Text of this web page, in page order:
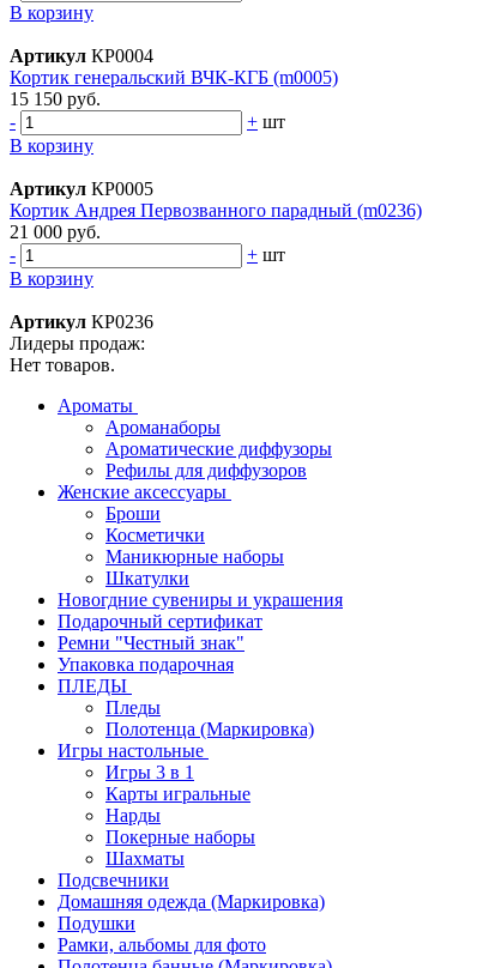
В корзину
Артикул КР0004
Кортик генеральский ВЧК-КГБ (m0005)
15 150 руб.
-
+ шт
В корзину
Артикул КР0005
Кортик Андрея Первозванного парадный (m0236)
21 000 руб.
-
+ шт
В корзину
Артикул КР0236
Лидеры продаж:
Нет товаров.
Ароматы
Ароманаборы
Ароматические диффузоры
Рефилы для диффузоров
Женские аксессуары
Броши
Косметички
Маникюрные наборы
Шкатулки
Новогдние сувениры и украшения
Подарочный сертификат
Ремни "Честный знак"
Упаковка подарочная
ПЛЕДЫ
Пледы
Полотенца (Маркировка)
Игры настольные
Игры 3 в 1
Карты игральные
Нарды
Покерные наборы
Шахматы
Подсвечники
Домашняя одежда (Маркировка)
Подушки
Рамки, альбомы для фото